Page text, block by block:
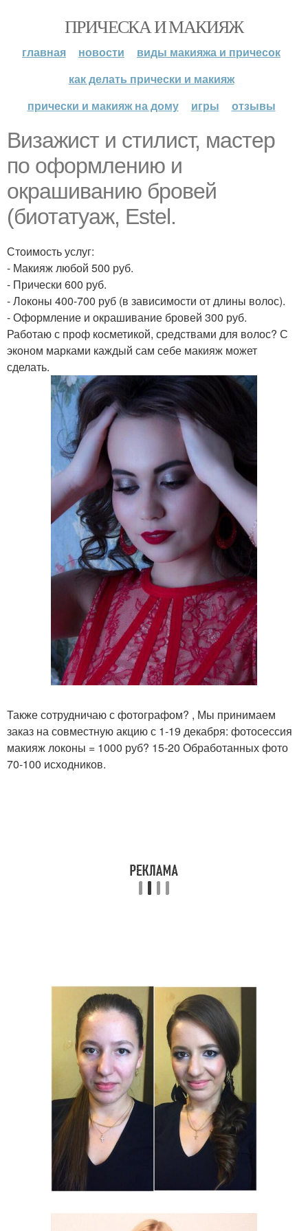
ПРИЧЕСКА И МАКИЯЖ
главная новости
виды макияжа и причесок
как делать прически и макияж
прически и макияж на дому
игры отзывы
Визажист и стилист, мастер
по оформлению и
окрашиванию бровей
(биотатуаж, Estel.
Стоимость услуг:
- Макияж любой 500 руб.
- Прически 600 руб.
- Локоны 400-700 руб (в зависимости от длины волос).
- Оформление и окрашивание бровей 300 руб.
Работаю с проф косметикой, средствами для волос? С
эконом марками каждый сам себе макияж может
сделать.
Также сотрудничаю с фотографом? , Мы принимаем
заказ на совместную акцию с 1-19 декабря: фотосессия
макияж локоны = 1000 руб? 15-20 Обработанных фото
70-100 исходников.